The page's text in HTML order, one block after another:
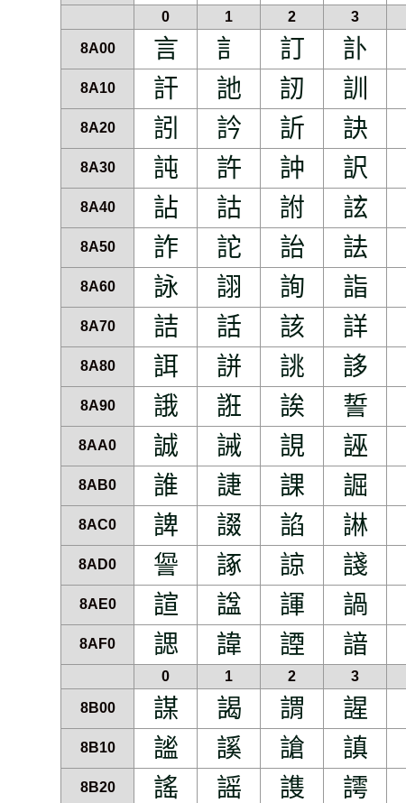
0 1 2 3
8A00 言 訁 訂 訃
8A10 訐 訑 訒 訓
8A20 訠 訡 訢 訣
8A30 訰 許 訲 訳
8A40 詀 詁 詂 詃
8A50 詐 詑 詒 詓
8A60 詠 詡 詢 詣
8A70 詰 話 該 詳
8A80 誀 誁 誂 誃
8A90 誐 誑 誒 誓
8AA0 誠 誡 誢 誣
8AB0 誰 誱 課 誳
8AC0 諀 諁 諂 諃
8AD0 諐 諑 諒 諓
8AE0 諠 諡 諢 諣
8AF0 諰 諱 諲 諳
0 1 2 3
8B00 謀 謁 謂 謃
8B10 謐 謑 謒 謓
8B20 謠 謡 謢 謣